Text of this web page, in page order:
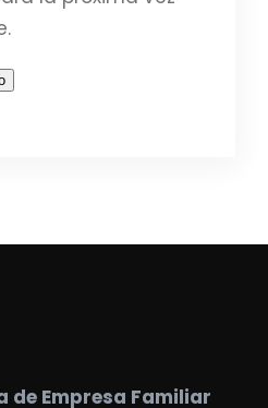
de Empresa Familiar